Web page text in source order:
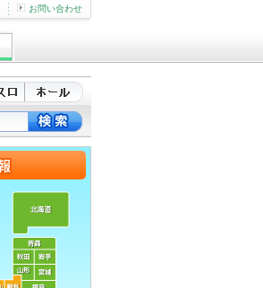
お問い合わせ